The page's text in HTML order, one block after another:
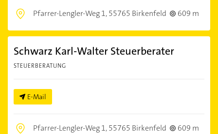
Pfarrer-Lengler-Weg 1,55765 Birkenfeld 609 m
Schwarz Karl-Walter Steuerberater
STEUERBERATUNG
E-Mail
Pfarrer-Lengler-Weg 1,55765 Birkenfeld
609 m